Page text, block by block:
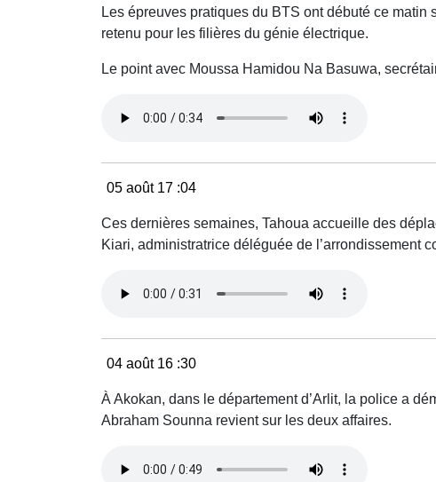
Les épreuves pratiques du BTS ont débuté ce matin
retenu pour les filières du génie électrique.
Le point avec Moussa Hamidou Na Basuwa,
05 août 17 :04
Ces dernières semaines, Tahoua accueille des
Kiari, administratrice déléguée de l’arrondissement
04 août 16 :30
À Akokan, dans le département d’Arlit, la police a
Abraham Sounna revient sur les deux affaires.